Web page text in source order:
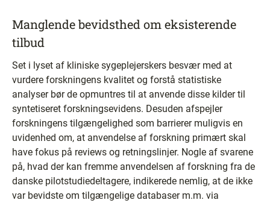
Manglende bevidsthed om eksisterende
tilbud
Set i lyset af kliniske sygeplejerskers besvær med at
vurdere forskningens kvalitet og forstå statistiske
analyser bør de opmuntres til at anvende disse kilder til
syntetiseret forskningsevidens. Desuden afspejler
forskningens tilgængelighed som barrierer muligvis en
uvidenhed om, at anvendelse af forskning primært skal
have fokus på reviews og retningslinjer. Nogle af svarene
på, hvad der kan fremme anvendelsen af forskning fra de
danske pilotstudiedeltagere, indikerede nemlig, at de ikke
var bevidste om tilgængelige databaser m.m. via